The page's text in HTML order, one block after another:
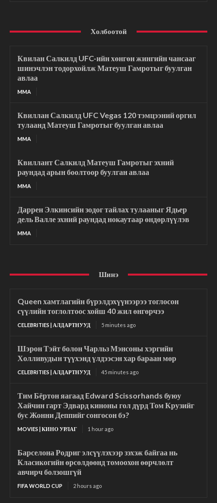
Холбоотой
Квилан Салкилд UFC-ийн хөнгөн жингийн чансааг
шинэчлэн тодорхойлж Матеуш Гамротыг буулган
авлаа
MMA
Квиллан Салкилд UFC Vegas 120 тэмцээний оргил
тулаанд Матеуш Гамротыг буулган авлаа
MMA
Квиллант Салкилд Матеуш Гамротыг эхний
раундад арын боолтоор буулган авлаа
MMA
Даррен Элкинсийн зодог тайлах тулааныг Ядьер
дель Валле эхний раундад нокаутаар өндөрлүүлэв
MMA
Шинэ
Queen хамтлагийн бүрэлдэхүүнээрээ тоглосон
сүүлийн тоглолтоос хойш 40 жил өнгөрчээ
CELEBRITIES | АЛДАРТНУУД 5 minutes ago
Шэрон Тэйт болон Чарльз Мэнсоны хэргийн
Холливудын түүхэнд үлдээсэн хар бараан мөр
CELEBRITIES | АЛДАРТНУУД 45 minutes ago
Тим Бёртон яагаад Edward Scissorhands буюу
Хайчин гарт Эдвард киноны гол дүрд Том Крузийг
бус Жонни Деппийг сонгосон бэ?
MOVIES | КИНО УРЛАГ 1 hour ago
Барселона Родриг элсүүлэхээр зэхэж байгаа нь
Класикогийн өрсөлдөөнд томоохон өөрчлөлт
авчирч болзошгүй
FIFA WORLD CUP 2 hours ago